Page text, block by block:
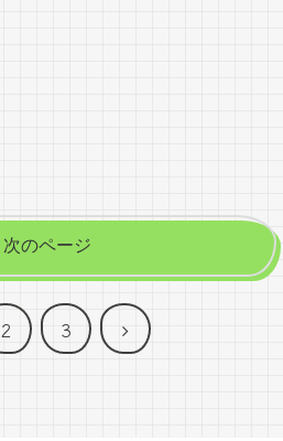
次のページ
2 3
次